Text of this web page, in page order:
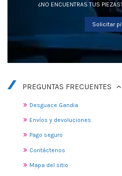
¿NO ENCUENTRAS TUS
Solicitar
PREGUNTAS FRECUENTES
Desguace Gandia
Envíos y devoluciones
Pago seguro
Contáctenos
Mapa del sitio